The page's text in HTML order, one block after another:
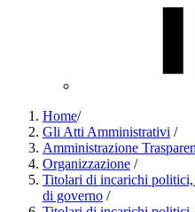
Home/
Gli Atti Amministrativi /
Amministrazione
Organizzazione /
Titolari di incarichi
di governo /